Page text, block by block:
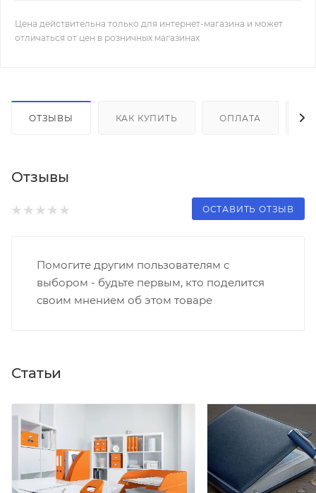
Цена действительна только для интернет-магазина и может
отличаться от цен в розничных магазинах
ОТЗЫВЫ КАК КУПИТЬ ОПЛАТА
Отзывы
ОСТАВИТЬ ОТЗЫВ
Помогите другим пользователям с
выбором - будьте первым, кто поделится
своим мнением об этом товаре
Статьи